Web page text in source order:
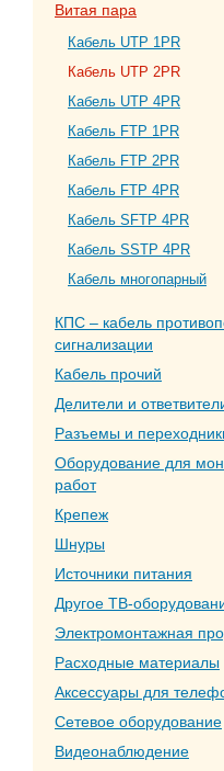
Витая пара
Кабель UTP 1PR
Кабель UTP 2PR
Кабель UTP 4PR
Кабель FTP 1PR
Кабель FTP 2PR
Кабель FTP 4PR
Кабель SFTP 4PR
Кабель SSTP 4PR
Кабель многопарный
КПС – кабель
сигнализации
Кабель прочий
Делители и
Разъемы и
Оборудование для
работ
Крепеж
Шнуры
Источники питания
Другое ТВ-
Электромонтажная
Расходные материалы
Аксессуары для
Сетевое оборудование
Видеонаблюдение